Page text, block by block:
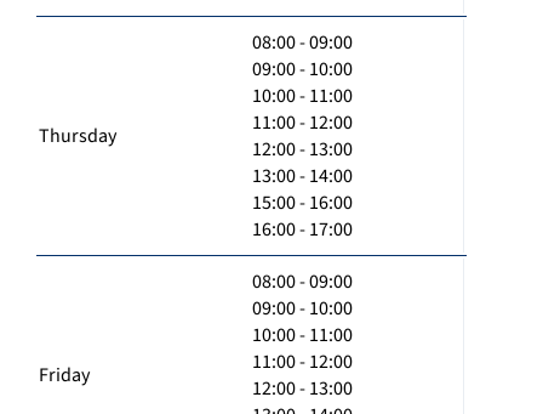
Thursday
08:00 - 09:00
09:00 - 10:00
10:00 - 11:00
11:00 - 12:00
12:00 - 13:00
13:00 - 14:00
15:00 - 16:00
16:00 - 17:00
Friday
08:00 - 09:00
09:00 - 10:00
10:00 - 11:00
11:00 - 12:00
12:00 - 13:00